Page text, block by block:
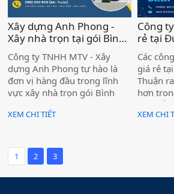
Xây dựng Anh Phong -
Xây nhà trọn tại gói Bình
Thuận )
Công ty TNHH MTV - Xây
dựng Anh Phong tự hào là
đơn vị hàng đầu trong lĩnh
vực xây nhà trọn gói Bình
dịch vụ chất lượng cao, từ
mang lại cho quý khách một
ngôi nhà mơ ước với chi phí
hợp lý nhất.
XEM CHI TIẾT
Công
rẻ tại
Các
giá rẻ
Thuận
hơn
đây để
ngày
không
XEM CHI
1 2 3